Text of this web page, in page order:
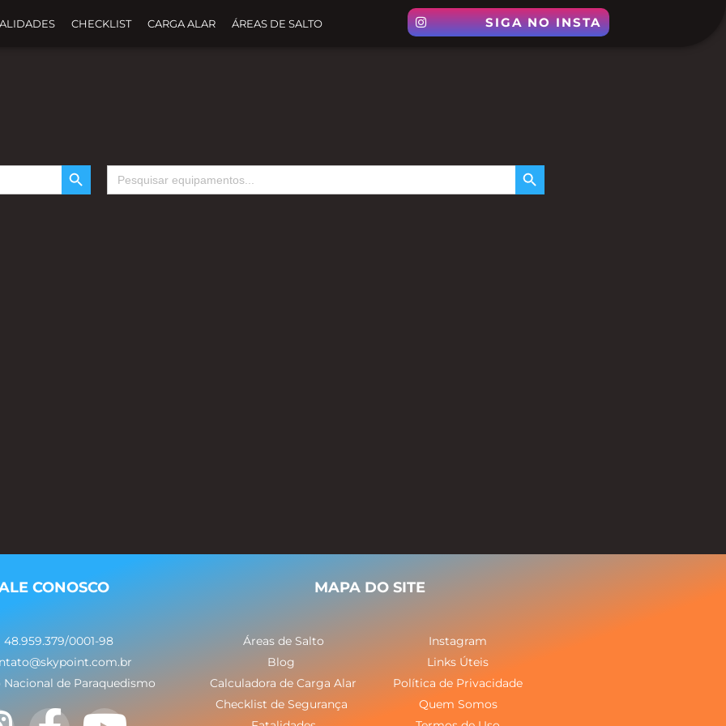
CHECKLIST CARGA ALAR ÁREAS DE SALTO SIGA NO INSTA
SEARCH BUTTONSearch
for:
SEARCH BUTTON
CONOSCO
48.959.379/0001-98
Nacional de Paraquedismo
MAPA DO SITE
Áreas de Salto
Blog
Calculadora de Carga Alar
Checklist de Segurança
Instagram
Links Úteis
Política de Privacidade
Quem Somos